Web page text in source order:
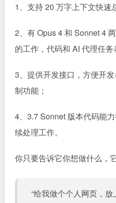
1、支持 20 万字上下文快速
2、有 Opus 4 和 Sonnet 4
的工作，代码和 AI 代理任务
3、提供开发接口，方便开
制功能；
4、3.7 Sonnet 版本代码能
续处理工作。
你只要告诉它你想做什么，
“给我做个个人网页，